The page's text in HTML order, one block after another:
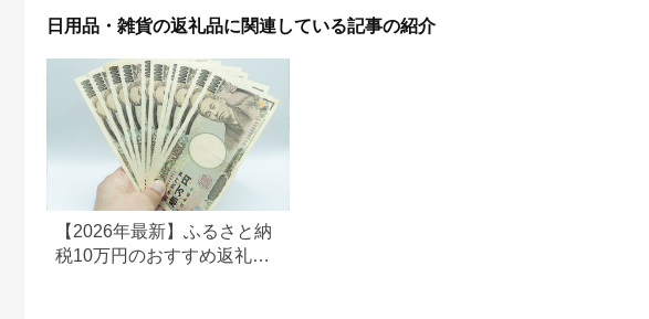
日用品・雑貨の返礼品に関連している記事の紹介
【2026年最新】ふるさと納
税10万円のおすすめ返礼品